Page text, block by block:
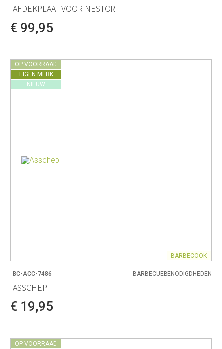
AFDEKPLAAT VOOR NESTOR
€ 99,95
OP VOORRAAD
EIGEN MERK
NIEUW
BARBECOOK
BC-ACC-7486 BARBECUEBENODIGDHEDEN
ASSCHEP
€ 19,95
OP VOORRAAD